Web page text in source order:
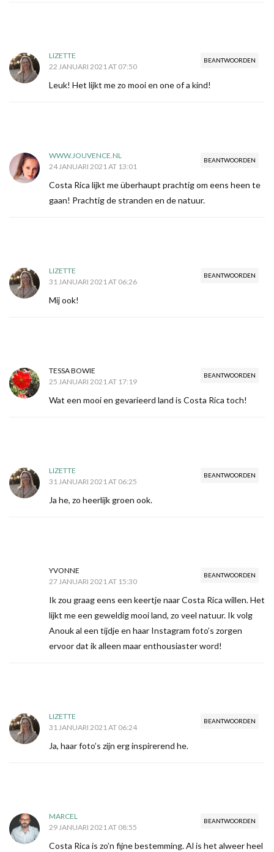
BEANTWOORDEN
LIZETTE
22 JANUARI 2021 AT 07:50
Leuk! Het lijkt me zo mooi en one of a kind!
BEANTWOORDEN
WWW.JOUVENCE.NL
24 JANUARI 2021 AT 13:01
Costa Rica lijkt me überhaupt prachtig om eens heen te
gaan! Prachtig de stranden en de natuur.
BEANTWOORDEN
LIZETTE
31 JANUARI 2021 AT 06:26
Mij ook!
BEANTWOORDEN
TESSA BOWIE
25 JANUARI 2021 AT 17:19
Wat een mooi en gevarieerd land is Costa Rica toch!
BEANTWOORDEN
LIZETTE
31 JANUARI 2021 AT 06:25
Ja he, zo heerlijk groen ook.
BEANTWOORDEN
YVONNE
27 JANUARI 2021 AT 15:30
Ik zou graag eens een keertje naar Costa Rica willen. Het
lijkt me een geweldig mooi land, zo veel natuur. Ik volg
Anouk al een tijdje en haar Instagram foto’s zorgen
ervoor dat ik alleen maar enthousiaster word!
BEANTWOORDEN
LIZETTE
31 JANUARI 2021 AT 06:24
Ja, haar foto’s zijn erg inspirerend he.
BEANTWOORDEN
MARCEL
29 JANUARI 2021 AT 08:55
Costa Rica is zo’n fijne bestemming. Al is het alweer heel